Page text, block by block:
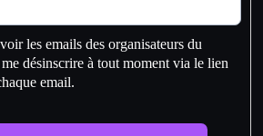
les emails des organisateurs du
désinscrire à tout moment via le lien
email.